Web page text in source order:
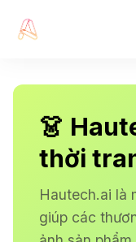
👗
thời
Hautech.ai là
giúp các